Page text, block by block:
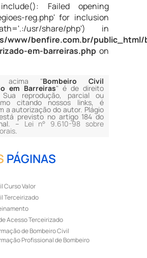
Failed opening
reg.php' for inclusion
usr/share/php') in
www/benfire.com.br/public_html/
em-barreiras.phpon
acima "Bombeiro Civil
em Barreiras" é de direito
Sua reprodução, parcial ou
citando nossos links, é
a autorização do autor. Plágio
previsto no artigo 184 do
– Lei n° 9.610-98 sobre
.
PÁGINAS
Curso Valor
Terceirizado
Acesso Terceirizado
de Bombeiro Civil
Profissional de Bombeiro